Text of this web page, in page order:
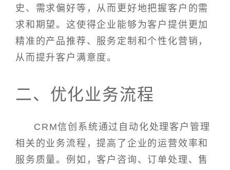
史、需求偏好等，从而更好地把握客户的需
求和期望。这使得企业能够为客户提供更加
精准的产品推荐、服务定制和个性化营销，
从而提升客户满意度。
二、优化业务流程
CRM信创系统通过自动化处理客户管理
相关的业务流程，提高了企业的运营效率和
服务质量。例如，客户咨询、订单处理、售